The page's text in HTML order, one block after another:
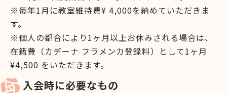
※毎年1月に教室維持費¥ 4,000を納めていただきま
す。
※個人の都合により1ヶ月以上お休みされる場合は、
在籍費（カデーナ フラメンカ登録料）として1ヶ月
¥4,500 をいただきます。
入会時に必要なもの